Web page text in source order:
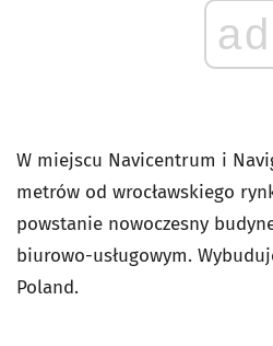
ad
W miejscu Navicentrum i
metrów od wrocławskiego
powstanie nowoczesny
biurowo-usługowym.
Poland.